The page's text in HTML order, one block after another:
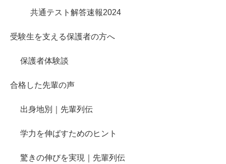
共通テスト解答速報2024
受験生を支える保護者の方へ
保護者体験談
合格した先輩の声
出身地別｜先輩列伝
学力を伸ばすためのヒント
驚きの伸びを実現｜先輩列伝